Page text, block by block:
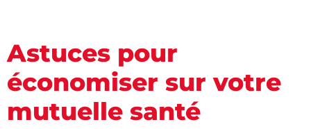
Astuces pour
économiser sur votre
mutuelle santé